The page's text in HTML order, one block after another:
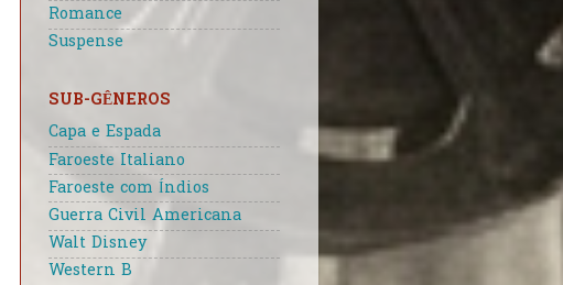
Romance
Suspense
SUB-GÊNEROS
Capa e Espada
Faroeste Italiano
Faroeste com Índios
Guerra Civil Americana
Walt Disney
Western B